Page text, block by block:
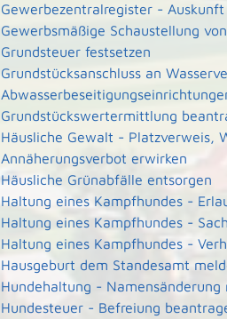
Gewerbezentralregister -
Gewerbsmäßige Schaustellung
Grundsteuer festsetzen
Grundstücksanschluss an
Grundstückswertermittlung
Häusliche Gewalt - Platzverweis,
Annäherungsverbot erwirken
Häusliche Grünabfälle entsorgen
Haltung eines Kampfhundes -
Haltung eines Kampfhundes -
Haltung eines Kampfhundes -
Hausgeburt dem Standesamt
Hundehaltung - Namensänderung
Hundesteuer - Befreiung